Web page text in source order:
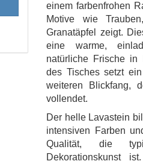
einem farbenfrohen
Motive wie
Granatäpfel zeigt.
eine warme,
natürliche Frische in
des Tisches setzt
weiteren Blickfang,
vollendet.
Der helle Lavastein
intensiven Farben
Qualität, die
Dekorationskunst